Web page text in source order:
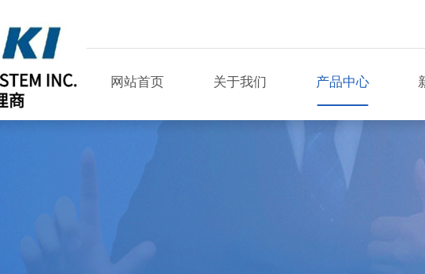
网站首页 关于我们 产品中心